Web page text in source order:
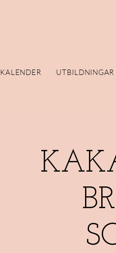
KALENDER UTBILDNINGAR